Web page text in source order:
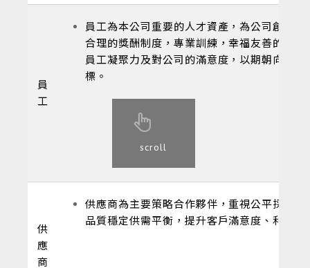
scroll
員
工
員工為本公司重要的人才資產，為公司創新的
合理的獎酬制度，專業訓練，幸福友善的工作
員工凝聚力及對公司的滿意度，以期朝向永續
標。
供
應
商
供應商為主要策略合作夥伴，重視公平採購與
品質穩定供需平衡，提升客戶滿意度、利潤共